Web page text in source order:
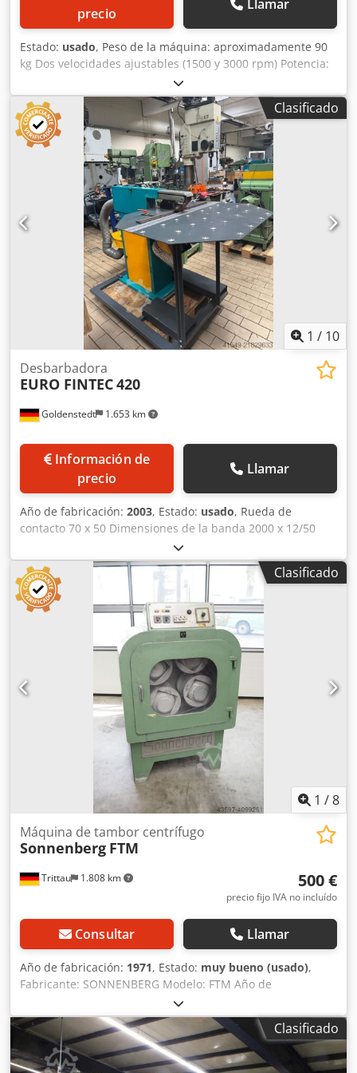
precio
Llamar
Estado: usado, Peso de la máquina: aproximadamente 90
kg Dos velocidades ajustables (1500 y 3000 rpm) Potencia:
de 1,5 kW a 2,0 kW Diámetro máximo del cepillo: 250 mm
Ancho máximo del cepillo: de 60 mm a un máximo de 120
mm Csdpszhcihjfx Ab Herf Ancho máximo de la pieza de
trabajo: de 75 mm a 120 mm
Clasificado
1 / 10
Goldenstedt 1.653 km
Desbarbadora
EURO FINTEC420
Información de
precio
Llamar
Año de fabricación: 2003, Estado: usado, Rueda de
contacto 70 x 50 Dimensiones de la banda 2000 x 12/50
Potencia del motor 2,2 kW Dimensiones de la máquina
aprox. 400 x 1100 x 1250 mm Lijadora con banda abrasiva
expuesta / Máquina de desbarbado Crjdsy Ihabspfx Ab Hsf
Tamaño de banda abrasiva de 12 - 50 mm en posición de
trabajo vertical Inclinación de la cabeza en ambos lados
hasta 45° Doblado sencillo de la banda para seguir la
forma de la pieza de trabajo Velocidad de corte 24 m/seg
Gran mesa de apoyo con rodillos de bolas Incluye sistema
de extracción autofiltrante, manguera de filtro fabricada
en material de poliéster retardante para filtración fina de
polvo, impulsor con palas expuestas. Consumo de aire 700
m³/h ¡Incluye un gran surtido de bandas abrasivas!
Clasificado
1 /8
Trittau 1.808 km
Máquina de tambor centrífugo
Sonnenberg FTM
500 €
precio fijo IVA no incluído
Consultar Llamar
Año de fabricación: 1971, Estado: muy bueno (usado),
Fabricante: SONNENBERG Modelo: FTM Año de
fabricación: 1971 Csdpfx Abjd Sdg Se Hsrf Dimensiones:
aproximadamente 1,00 m de ancho x 1,00 m de
profundidad x 1,50 m de alto Peso: aproximadamente 500
kg Todos los datos son orientativos. La máquina se
encuentra en muy buen estado. Se puede realizar una
Clasificado